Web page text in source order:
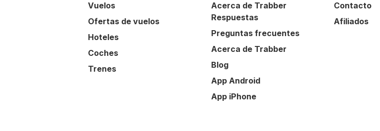
Vuelos
Ofertas de vuelos
Hoteles
Coches
Trenes
Acerca de Trabber
Respuestas
Preguntas frecuentes
Acerca de Trabber
Blog
App Android
App iPhone
Contacto
Afiliados